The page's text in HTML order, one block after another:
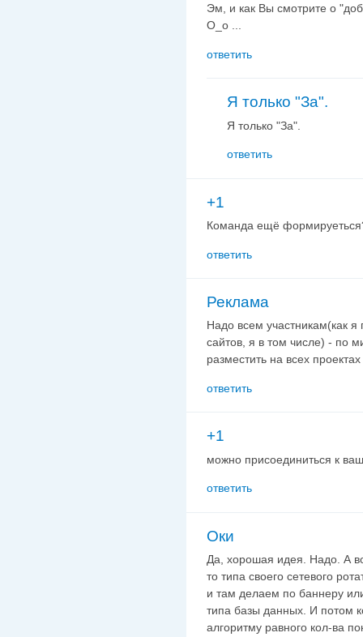
Эм, и как Вы смотрите о
О_о ...
ответить
Я только "За".
Я только "За".
ответить
+1
Команда ещё
ответить
Реклама
Надо всем участникам(как
сайтов, я в том числе) - по
разместить на всех
ответить
+1
можно присоединиться к
ответить
Оки
Да, хорошая идея. Надо. А
то типа своего сетевого
и там делаем по баннеру
типа базы данных. И потом
алгоритму равного кол-ва